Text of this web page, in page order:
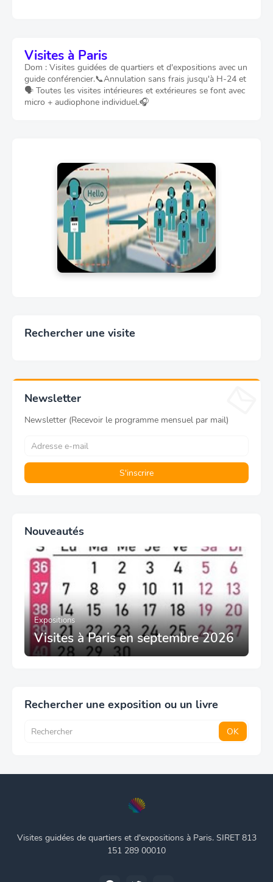
Visites à Paris
Dom : Visites guidées de quartiers et d'expositions avec un
guide conférencier.📞Annulation sans frais jusqu'à H-24 et
🗣️ Toutes les visites intérieures et extérieures se font avec
micro + audiophone individuel.🎧
Rechercher une visite
Newsletter
Newsletter (Recevoir le programme mensuel par mail)
Nouveautés
Expositions
Visites à Paris en septembre 2026
Rechercher une exposition ou un livre
Visites guidées de quartiers et d'expositions à Paris. SIRET 813
151 289 00010